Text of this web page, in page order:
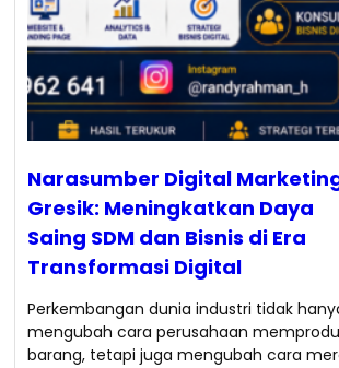
Narasumber Digital
Gresik: Meningkatkan Daya
Saing SDM dan Bisnis di Era
Transformasi Digital
Perkembangan dunia industri tidak
mengubah cara perusahaan
barang, tetapi juga mengubah cara